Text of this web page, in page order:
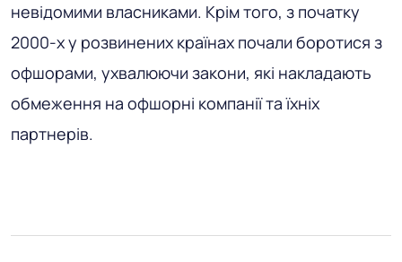
невідомими власниками. Крім того, з початку
2000-х у розвинених країнах почали боротися з
офшорами, ухвалюючи закони, які накладають
обмеження на офшорні компанії та їхніх
партнерів.